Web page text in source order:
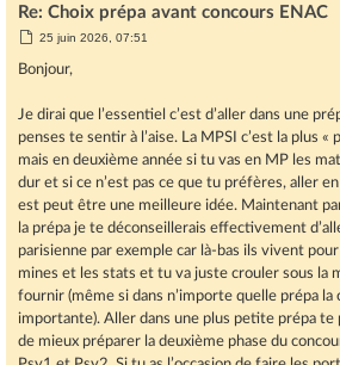
Re: Choix prépa avant concours ENAC
M
s
s
e
25 juin 2026, 07:51
Bonjour,
Je dirai que l’essentiel c’est d’aller dans une
penses te sentir à l’aise. La MPSI c’est la plus
mais en deuxième année si tu vas en MP les
dur et si ce n’est pas ce que tu préfères, aller en
est peut être une meilleure idée. Maintenant
la prépa je te déconseillerais effectivement
parisienne par exemple car là-bas ils vivent pour
mines et les stats et tu va juste crouler sous la
fournir (même si dans n’importe quelle prépa la
importante). Aller dans une plus petite prépa
de mieux préparer la deuxième phase du